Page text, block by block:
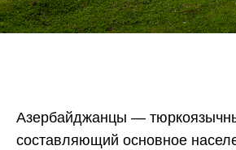
Азербайджанцы —
составляющий основное